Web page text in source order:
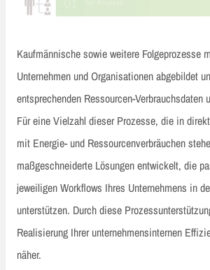
Kaufmännische sowie weitere Folgeprozesse
Unternehmen und Organisationen abgebildet
entsprechenden Ressourcen-Verbrauchsdaten
Für eine Vielzahl dieser Prozesse, die in
mit Energie- und Ressourcenverbräuchen
maßgeschneiderte Lösungen entwickelt, die
jeweiligen Workflows Ihres Unternehmens in
unterstützen. Durch diese
Realisierung Ihrer unternehmensinternen
näher.